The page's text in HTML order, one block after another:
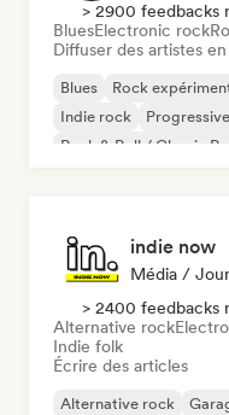
> 2900 feedbacks
BluesElectronic rock
Diffuser des artistes
Blues Rock
Indie rock
Rock & Roll / Classic
indie now
Média /
> 2400 feedbacks
Alternative rock
Indie folk
Écrire des articles
Alternative rock